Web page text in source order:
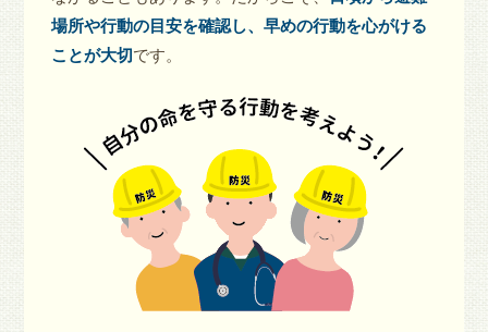
場所や行動の目安を確認し、早めの行動を心がける
ことが大切です。